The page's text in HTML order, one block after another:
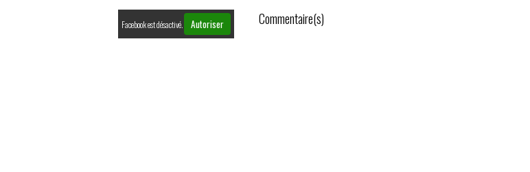
Facebook est désactivé. Autoriser Commentaire(s)